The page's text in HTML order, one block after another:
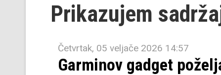
Prikazujem
Četvrtak, 05 veljače 2026 14:57
Garminov gadget